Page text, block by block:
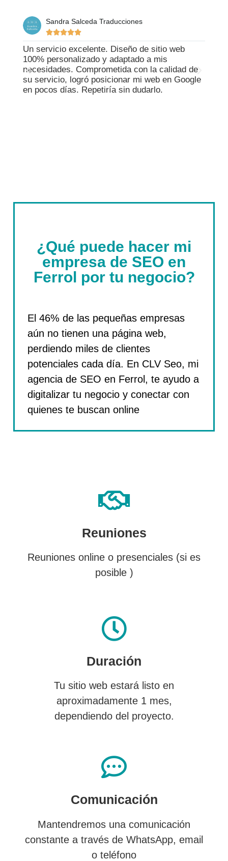
Sandra Salceda Traducciones

Un servicio excelente. Diseño de sitio web
100% personalizado y adaptado a mis
necesidades. Comprometida con la calidad de
su servicio, logró posicionar mi web en Google
en pocos días. Repetiría sin dudarlo.
¿Qué puede hacer mi
empresa de SEO en
Ferrol por tu negocio?
El 46% de las pequeñas empresas
aún no tienen una página web,
perdiendo miles de clientes
potenciales cada día. En CLV Seo, mi
agencia de SEO en Ferrol, te ayudo a
digitalizar tu negocio y conectar con
quienes te buscan online
Reuniones
Reuniones online o presenciales (si es
posible )
Duración
Tu sitio web estará listo en
aproximadamente 1 mes,
dependiendo del proyecto.
Comunicación
Mantendremos una comunicación
constante a través de WhatsApp, email
o teléfono